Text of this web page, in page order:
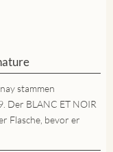
stammen
Der BLANC ET NOIR
Flasche, bevor er